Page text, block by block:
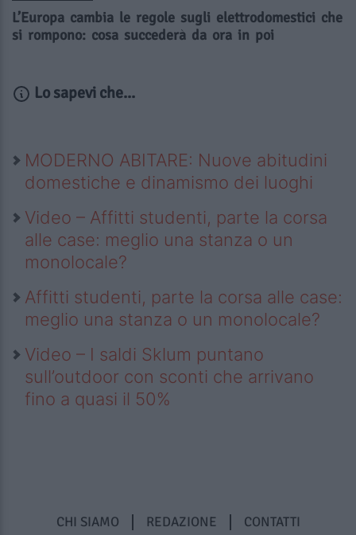
L’Europa cambia le regole sugli elettrodomestici che
si rompono: cosa succederà da ora in poi
Lo sapevi che...
MODERNO ABITARE: Nuove abitudini
domestiche e dinamismo dei luoghi
Video – Affitti studenti, parte la corsa
alle case: meglio una stanza o un
monolocale?
Affitti studenti, parte la corsa alle case:
meglio una stanza o un monolocale?
Video – I saldi Sklum puntano
sull’outdoor con sconti che arrivano
fino a quasi il 50%
CHI SIAMO REDAZIONE CONTATTI